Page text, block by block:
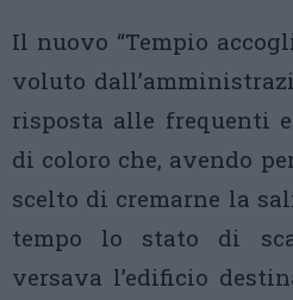
Il nuovo “Tempio
voluto
risposta alle frequenti
di coloro che, avendo
scelto di cremarne la
tempo lo stato di
versava l’edificio